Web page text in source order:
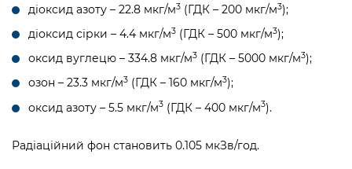
діоксид азоту – 22.8 мкг/м3 (ГДК – 200 мкг/м3);
діоксид сірки – 4.4 мкг/м3 (ГДК – 500 мкг/м3);
оксид вуглецю – 334.8 мкг/м3 (ГДК – 5000 мкг/м3);
озон – 23.3 мкг/м3 (ГДК – 160 мкг/м3);
оксид азоту – 5.5 мкг/м3 (ГДК – 400 мкг/м3).
Радіаційний фон становить 0.105 мкЗв/год.